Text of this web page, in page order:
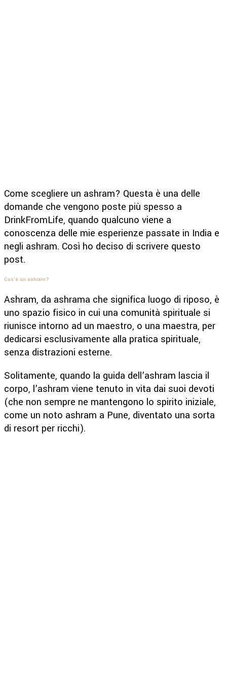
Come scegliere un ashram? Questa è una delle
domande che vengono poste più spesso a
DrinkFromLife, quando qualcuno viene a
conoscenza delle mie esperienze passate in India e
negli ashram. Così ho deciso di scrivere questo
post.
Cos’è un ashram?
Ashram, da ashrama che significa luogo di riposo, è
uno spazio fisico in cui una comunità spirituale si
riunisce intorno ad un maestro, o una maestra, per
dedicarsi esclusivamente alla pratica spirituale,
senza distrazioni esterne.
Solitamente, quando la guida dell’ashram lascia il
corpo, l’ashram viene tenuto in vita dai suoi devoti
(che non sempre ne mantengono lo spirito iniziale,
come un noto ashram a Pune, diventato una sorta
di resort per ricchi).